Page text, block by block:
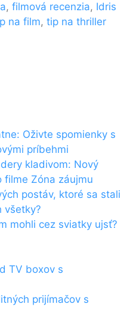
, filmová recenzia, Idris
na film, tip na thriller
Oživte spomienky s
príbehmi
kladivom: Nový
filme Zóna záujmu
postáv, ktoré sa stali
všetky?
mohli cez sviatky ujsť?
TV boxov s
prijímačov s